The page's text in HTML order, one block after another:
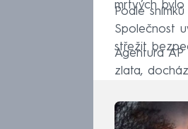
mrtvých bylo
Podle
Společnost
střežit
Agentura AP
zlata,